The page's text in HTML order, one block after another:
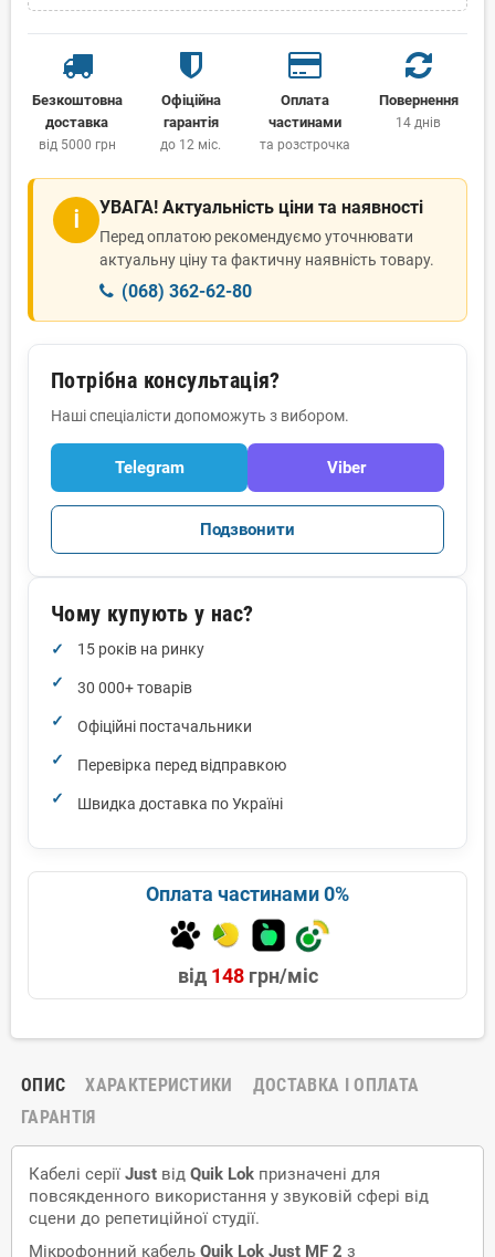
Безкоштовна
доставка
від 5000 грн
Офіційна
гарантія
до 12 міс.
Оплата
частинами
та розстрочка
Повернення
14 днів
ℹ УВАГА! Актуальність ціни та наявності
Перед оплатою рекомендуємо уточнювати
актуальну ціну та фактичну наявність товару.
(068) 362-62-80
Потрібна консультація?
Наші спеціалісти допоможуть з вибором.
Telegram Viber
Подзвонити
Чому купують у нас?
15 років на ринку
30 000+ товарів
Офіційні постачальники
Перевірка перед відправкою
Швидка доставка по Україні
Оплата частинами 0%
від 148грн/міс
ОПИС ХАРАКТЕРИСТИКИ
ДОСТАВКА І ОПЛАТА
ГАРАНТІЯ
Кабелі серії Just від Quik Lok призначені для
повсякденного використання у звуковій сфері від
сцени до репетиційної студії.
Мікрофонний кабель Quik Lok Just MF 2 з